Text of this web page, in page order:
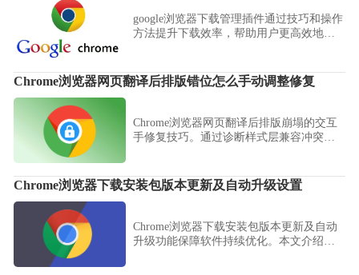
google浏览器下载管理插件通过技巧和操作
方法提升下载效率，帮助用户更高效地管
Chrome浏览器网页翻译后排版错位怎么手动调整修复
Chrome浏览器网页翻译后排版崩塌的交互
手修复技巧。通过诊断样式层兼容冲突，
Chrome浏览器下载安装包版本更新及自动升级设置
Chrome浏览器下载安装包版本更新及自动
升级功能保障软件持续优化。本文介绍相